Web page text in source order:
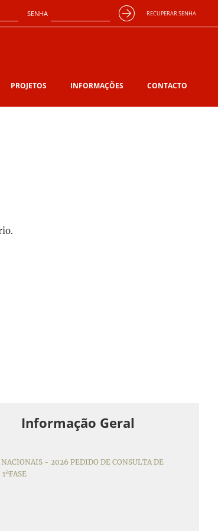
SENHA RECUPERAR SENHA
PROJETOS INFORMAÇÕES CONTACTO
Informação Geral
- 2026 PEDIDO DE CONSULTA DE